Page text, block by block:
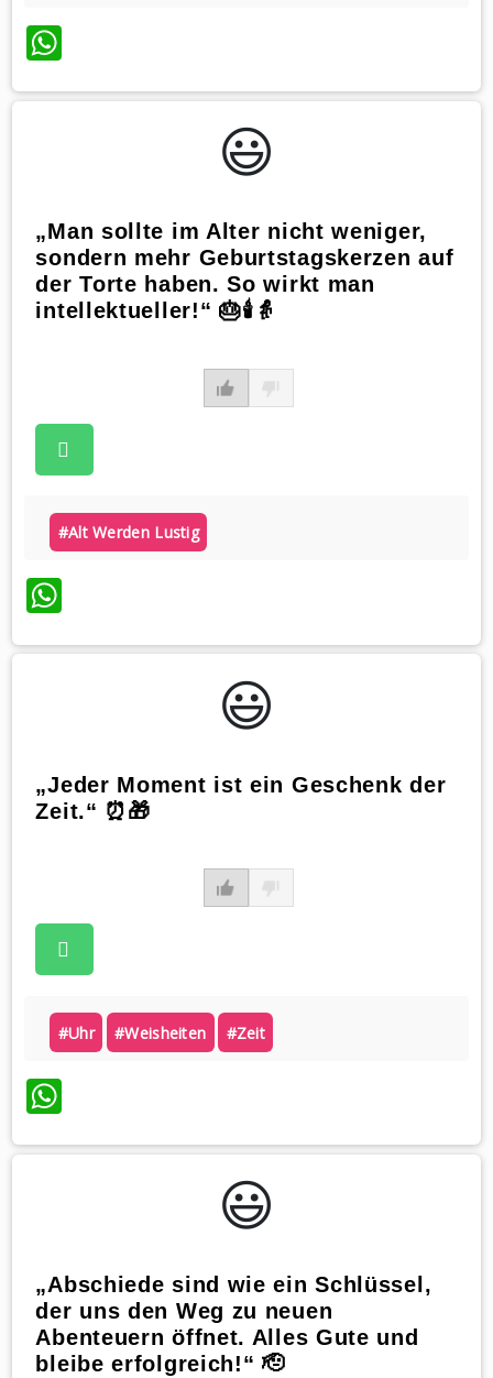
WhatsApp
😃️
„Man sollte im Alter nicht weniger,
sondern mehr Geburtstagskerzen auf
der Torte haben. So wirkt man
intellektueller!“ 🎂🕯️👵
#alt Werden Lustig
WhatsApp
😃️
„Jeder Moment ist ein Geschenk der
Zeit.“ ⏰🎁
#uhr #weisheiten #zeit
WhatsApp
😃️
„Abschiede sind wie ein Schlüssel,
der uns den Weg zu neuen
Abenteuern öffnet. Alles Gute und
bleibe erfolgreich!“ 🫡